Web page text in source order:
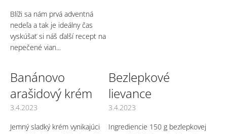
Blíži sa nám prvá adventná
nedeľa a tak je ideálny čas
vyskúšať si náš ďalší recept na
nepečené vian...
Banánovo
arašidový krém
3.4.2023
Jemný sladký krém vynikajúci
Bezlepkové
lievance
3.4.2023
Ingrediencie 150 g bezlepkovej